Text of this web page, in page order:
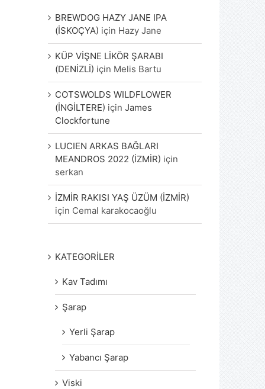
BREWDOG HAZY JANE IPA
(İSKOÇYA) için Hazy Jane
KÜP VİŞNE LİKÖR ŞARABI
(DENİZLİ) için Melis Bartu
COTSWOLDS WILDFLOWER
(İNGİLTERE) içinJames
Clockfortune
LUCIEN ARKAS BAĞLARI
MEANDROS 2022 (İZMİR) için
serkan
İZMİR RAKISI YAŞ ÜZÜM (İZMİR)
için Cemal karakocaoğlu
KATEGORİLER
Kav Tadımı
Şarap
Yerli Şarap
Yabancı Şarap
Viski